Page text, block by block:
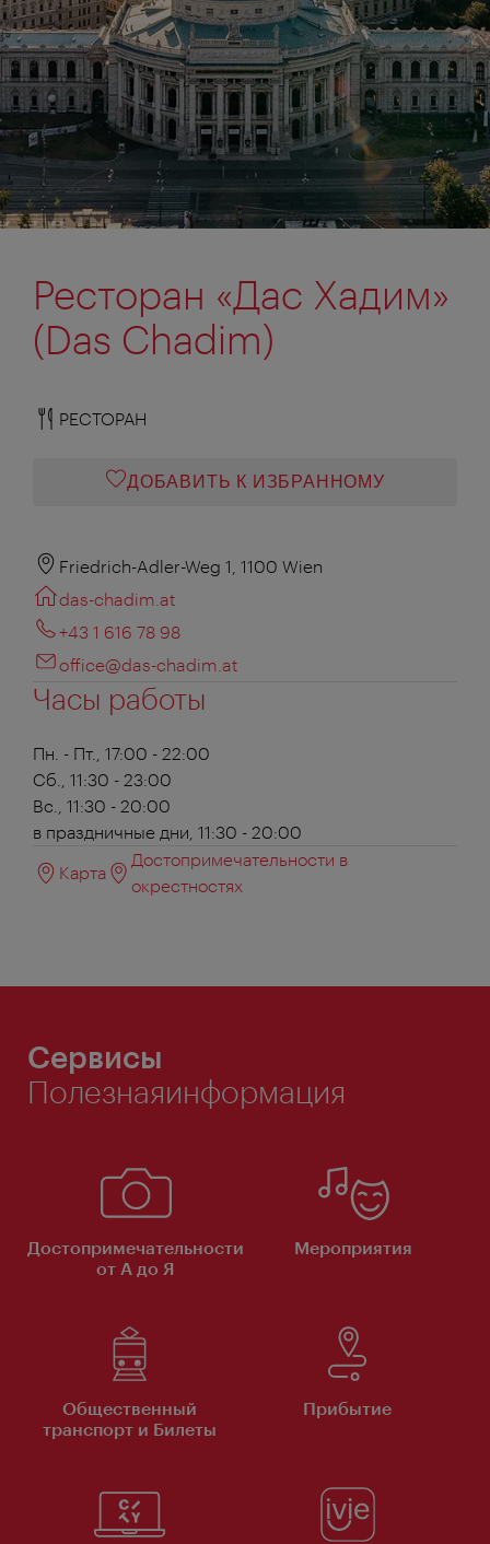
Ресторан «Дас Хадим»
(Das Chadim)
РЕСТОРАН
ДОБАВИТЬ К ИЗБРАННОМУ
Friedrich-Adler-Weg 1, 1100 Wien
das-chadim.at
+43 1 616 78 98
office@das-chadim.at
Часы работы
Пн. - Пт., 17:00 - 22:00
Сб., 11:30 - 23:00
Вс., 11:30 - 20:00
в праздничные дни, 11:30 - 20:00
Карта
Достопримечательности в
окрестностях
Сервисы
Полезнаяинформация
Достопримечательности
от А до Я
Мероприятия
Общественный
транспорт и Билеты
Прибытие